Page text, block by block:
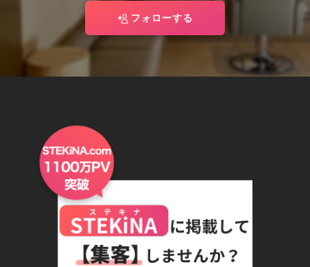
フォローする